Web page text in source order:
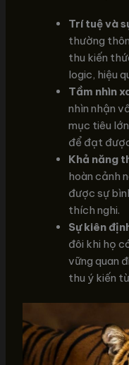
Trí tuệ và
thường
thu kiến
logic, hiệu
Tầm nhìn
nhìn nhận
mục tiêu
để đạt
Khả năng
hoàn cảnh
được sự
thích nghi.
Sự kiên
đôi khi họ
vững quan
thu ý kiến